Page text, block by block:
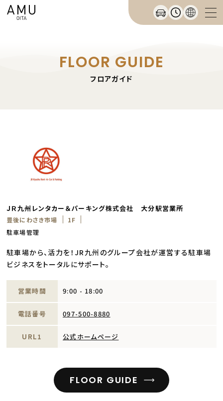
FLOOR GUIDE
フロアガイド
ＪＲ九州レンタカー＆パーキング株式会社 大分駅営業所
豊後にわさき市場
1F
駐車場管理
駐車場から、活力を！JR九州のグループ会社が運営する駐車場
ビジネスをトータルにサポート。
営業時間 9:00 - 18:00
電話番号 097-500-8880
URL1 公式ホームページ
FLOOR GUIDE